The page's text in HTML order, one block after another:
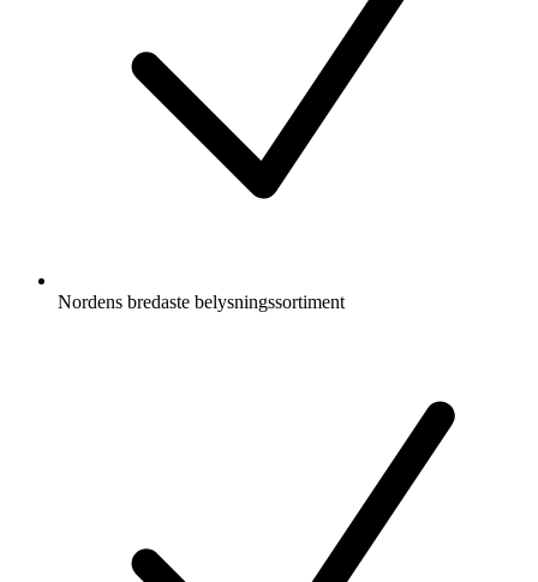
Nordens bredaste belysningssortiment